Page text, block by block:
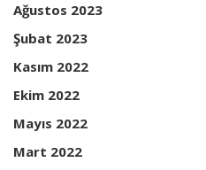
Ağustos 2023
Şubat 2023
Kasım 2022
Ekim 2022
Mayıs 2022
Mart 2022